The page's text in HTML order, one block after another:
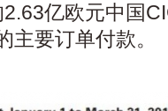
亿欧元中国
要订单付款。